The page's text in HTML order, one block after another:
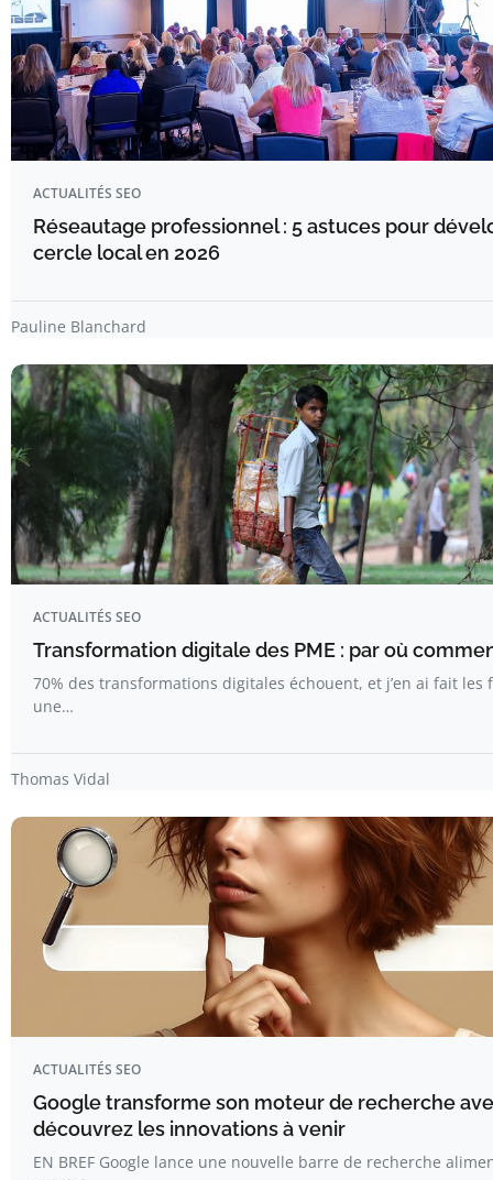
ACTUALITÉS SEO
Réseautage professionnel : 5 astuces pour
cercle local en 2026
Pauline Blanchard
ACTUALITÉS SEO
Transformation digitale des PME : par où
70% des transformations digitales échouent, et j’en ai fait les
une…
Thomas Vidal
ACTUALITÉS SEO
Google transforme son moteur de recherche
découvrez les innovations à venir
EN BREF Google lance une nouvelle barre de recherche